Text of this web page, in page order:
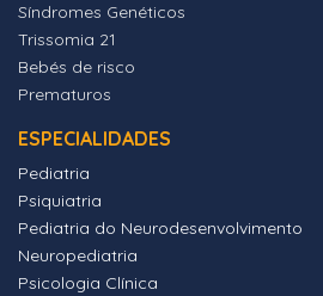
Síndromes Genéticos
Trissomia 21
Bebés de risco
Prematuros
ESPECIALIDADES
Pediatria
Psiquiatria
Pediatria do Neurodesenvolvimento
Neuropediatria
Psicologia Clínica